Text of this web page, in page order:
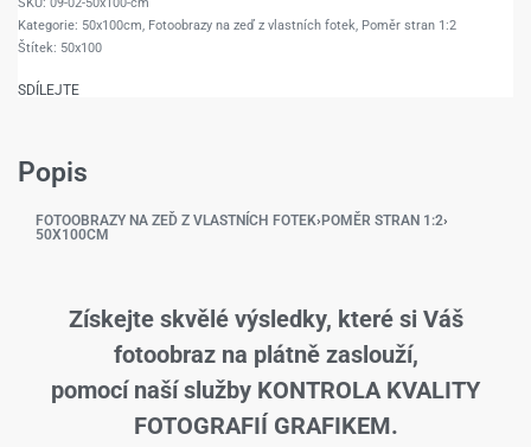
09-02-50x100-cm
Kategorie: 50x100cm, Fotoobrazy na zeď z vlastních fotek, Poměr stran 1:2
Štítek: 50x100
SDÍLEJTE
Popis
FOTOOBRAZY NA ZEĎ Z VLASTNÍCH FOTEK› POMĚR STRAN 1:2›
50X100CM
Získejte skvělé výsledky, které si Váš
fotoobraz na plátně zaslouží,
pomocí naší služby KONTROLA KVALITY
FOTOGRAFIÍ GRAFIKEM.